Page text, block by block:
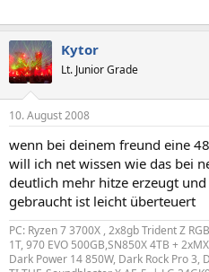
Kytor
Lt. Junior Grade
10. August 2008
wenn bei deinem freund eine
will ich net wissen wie das bei
deutlich mehr hitze erzeugt
gebraucht ist leicht überteuert
PC: Ryzen 7 3700X , 2x8gb Trident Z
1T, 970 EVO 500GB,SN850X 4TB +
Dark Power 14 850W, Dark Rock Pro 3,